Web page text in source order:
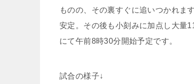
ものの、その裏すぐに追いつかれま
安定。その後も小刻みに加点し大量
にて午前8時30分開始予定です。
試合の様子↓